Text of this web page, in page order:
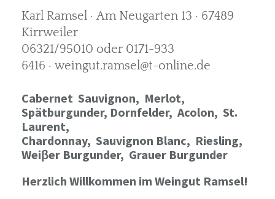
Karl Ramsel · Am Neugarten 13 · 67489
Kirrweiler
06321/95010 oder 0171-933
6416 · weingut.ramsel@t-online.de
Cabernet Sauvignon, Merlot,
Spätburgunder, Dornfelder, Acolon, St.
Laurent,
Chardonnay, Sauvignon Blanc, Riesling,
Weiβer Burgunder, Grauer Burgunder
Herzlich Willkommen im Weingut Ramsel!